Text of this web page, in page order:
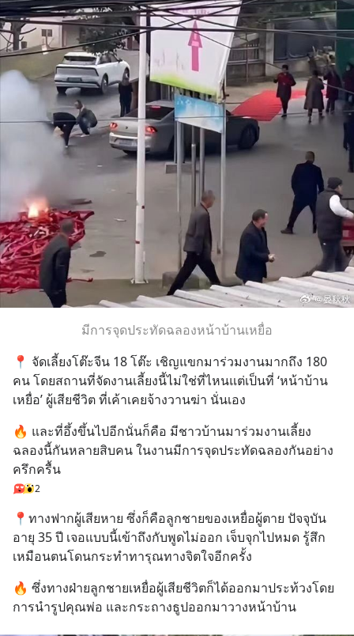
มีการจุดประทัดฉลองหน้าบ้านเหยื่อ
📍 จัดเลี้ยงโต๊ะจีน 18 โต๊ะ เชิญแขกมาร่วมงานมากถึง 180
คน โดยสถานที่จัดงานเลี้ยงนี้ไม่ใช่ที่ไหนแต่เป็นที่ ‘หน้าบ้าน
เหยื่อ’ ผู้เสียชีวิต ที่เค้าเคยจ้างวานฆ่า นั่นเอง
🔥 และที่อึ้งขึ้นไปอีกนั่นก็คือ มีชาวบ้านมาร่วมงานเลี้ยง
ฉลองนี้กันหลายสิบคน ในงานมีการจุดประทัดฉลองกันอย่าง
ครึกครื้น
2
📍ทางฟากผู้เสียหาย ซึ่งก็คือลูกชายของเหยื่อผู้ตาย ปัจจุบัน
อายุ 35 ปี เจอแบบนี้เข้าถึงกับพูดไม่ออก เจ็บจุกไปหมด รู้สึก
เหมือนตนโดนกระทำทารุณทางจิตใจอีกครั้ง
🔥 ซึ่งทางฝ่ายลูกชายเหยื่อผู้เสียชีวิตก็ได้ออกมาประท้วงโดย
การนำรูปคุณพ่อ และกระถางธูปออกมาวางหน้าบ้าน